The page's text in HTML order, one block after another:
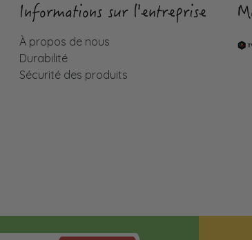
Informations sur l'entreprise
À propos de nous
Durabilité
Sécurité des produits